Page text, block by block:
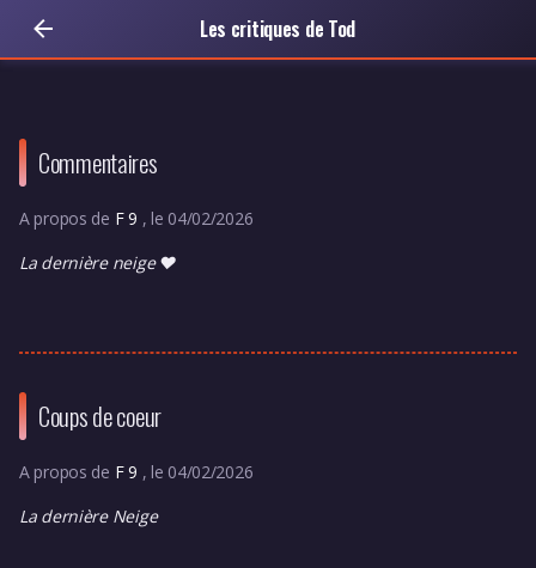
Les critiques de Tod
Commentaires
A propos de F 9 , le 04/02/2026
La dernière neige ❤️
Coups de coeur
A propos de F 9 , le 04/02/2026
La dernière Neige